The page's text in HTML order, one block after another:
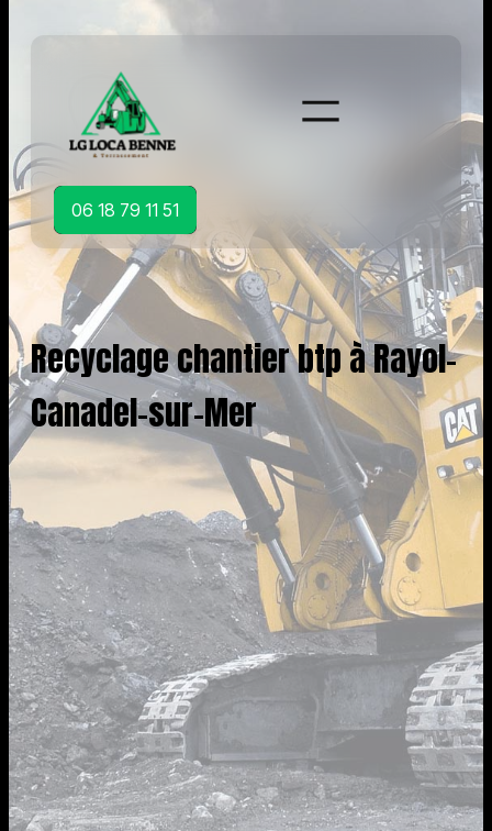
06 18 79 11 51
Recyclage chantier btp à Rayol-
Canadel-sur-Mer